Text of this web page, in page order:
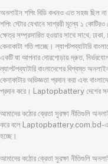
অনলাইন শপিং বিডি কখনও এত সহজ
শপিং স্টোর যেখানে সাশ্রয়ী মূল্যে ১
ক্ষেত্র সম্প্রসারিত হওয়ার সাথে সাথে,
কেনাকাটা গতি পাচ্ছে। ল্যাপটপব্যাটারি
একটি যা আপনার দোরগোড়ায় দ্রুত,
ল্যাপটপব্যাটারি বাংলাদেশের বিশ্বস্ত
কেনাকাটার অভিজ্ঞতা প্রদান করা এবং
প্রদান করে। Laptopbattery দেশের
আমাদের কঠোর ক্রেতা সুরক্ষা নীতিগুলি
করে বলে Laptopbattery.com.bd-এ
হচ্ছে।
আমাদের কঠোর ক্রেতা সুরক্ষা নীতিগুলি